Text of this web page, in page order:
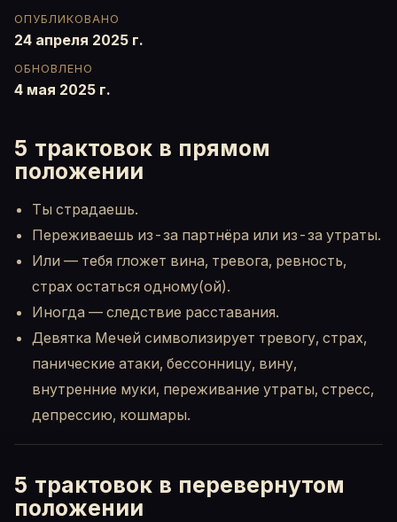
ОПУБЛИКОВАНО
24 апреля 2025 г.
ОБНОВЛЕНО
4 мая 2025 г.
5 трактовок в прямом
положении
Ты страдаешь.
Переживаешь из-за партнёра или из-за утраты.
Или — тебя гложет вина, тревога, ревность,
страх остаться одному(ой).
Иногда — следствие расставания.
Девятка Мечей символизирует тревогу, страх,
панические атаки, бессонницу, вину,
внутренние муки, переживание утраты, стресс,
депрессию, кошмары.
5 трактовок в перевернутом
положении